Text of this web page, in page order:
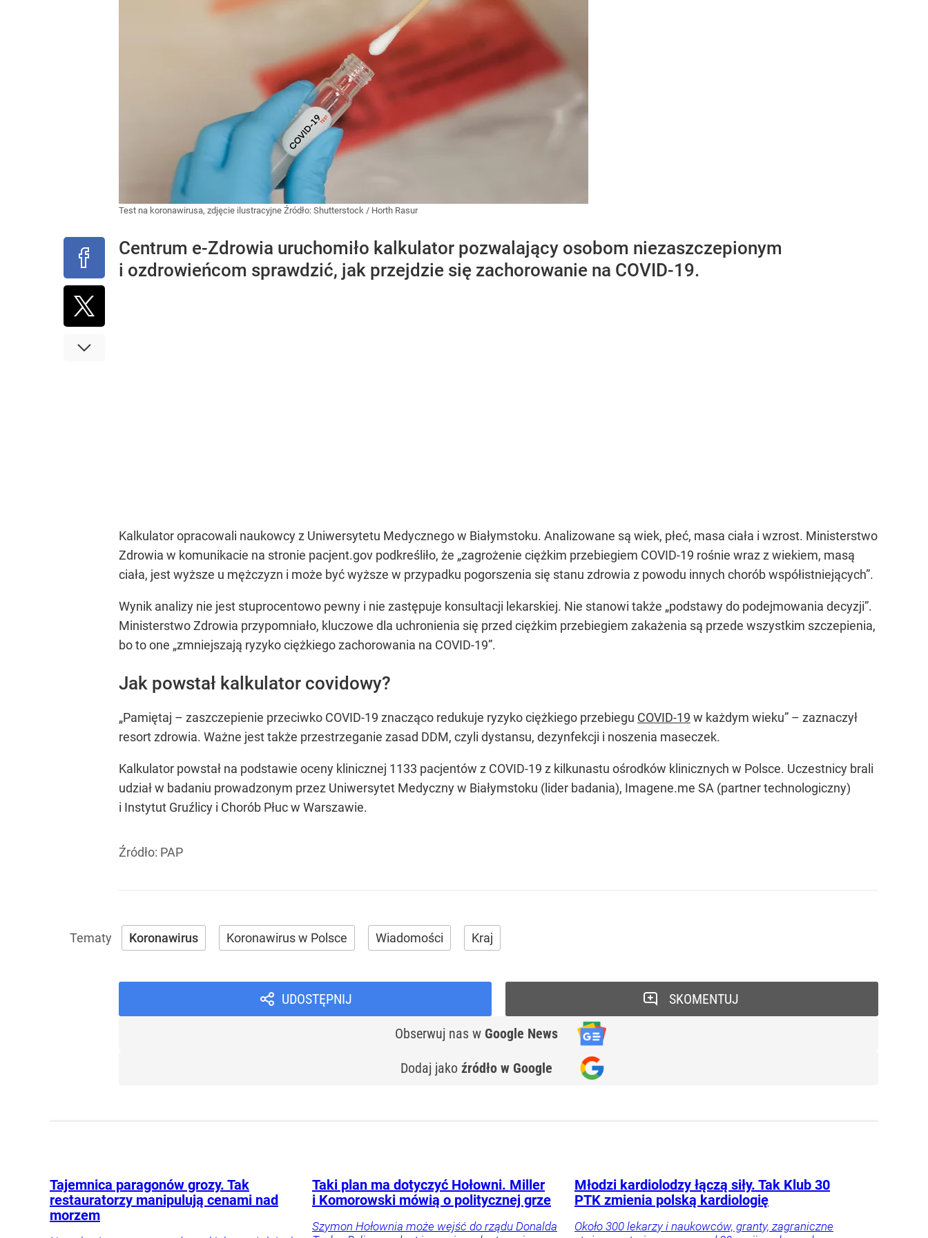
Test na koronawirusa, zdjęcie ilustracyjne Źródło: Shutterstock / Horth Rasur
Centrum e-Zdrowia uruchomiło kalkulator pozwalający osobom niezaszczepionym
i ozdrowieńcom sprawdzić, jak przejdzie się zachorowanie na COVID-19.
Kalkulator opracowali naukowcy z Uniwersytetu Medycznego w Białymstoku. Analizowane są wiek, płeć, masa ciała i wzrost. Ministerstwo
Zdrowia w komunikacie na stronie pacjent.gov podkreśliło, że „zagrożenie ciężkim przebiegiem COVID-19 rośnie wraz z wiekiem, masą
ciała, jest wyższe u mężczyzn i może być wyższe w przypadku pogorszenia się stanu zdrowia z powodu innych chorób współistniejących”.
Wynik analizy nie jest stuprocentowo pewny i nie zastępuje konsultacji lekarskiej. Nie stanowi także „podstawy do podejmowania decyzji”.
Ministerstwo Zdrowia przypomniało, kluczowe dla uchronienia się przed ciężkim przebiegiem zakażenia są przede wszystkim szczepienia,
bo to one „zmniejszają ryzyko ciężkiego zachorowania na COVID-19”.
Jak powstał kalkulator covidowy?
„Pamiętaj – zaszczepienie przeciwko COVID-19 znacząco redukuje ryzyko ciężkiego przebiegu COVID-19 w każdym wieku” – zaznaczył
resort zdrowia. Ważne jest także przestrzeganie zasad DDM, czyli dystansu, dezynfekcji i noszenia maseczek.
Kalkulator powstał na podstawie oceny klinicznej 1133 pacjentów z COVID-19 z kilkunastu ośrodków klinicznych w Polsce. Uczestnicy brali
udział w badaniu prowadzonym przez Uniwersytet Medyczny w Białymstoku (lider badania), Imagene.me SA (partner technologiczny)
i Instytut Gruźlicy i Chorób Płuc w Warszawie.
Źródło: PAP
Koronawirus Koronawirus w Polsce Wiadomości Kraj
UDOSTĘPNIJ
Obserwuj nas w Google News
Dodaj jako źródło w Google
SKOMENTUJ
Tajemnica paragonów grozy. Tak
restauratorzy manipulują cenami nad
morzem
Taki plan ma dotyczyć Hołowni. Miller
i Komorowski mówią o politycznej grze
Szymon Hołownia może wejść do rządu Donalda
Młodzi kardiolodzy łączą siły. Tak Klub 30
PTK zmienia polską kardiologię
Około 300 lekarzy i naukowców, granty, zagraniczne